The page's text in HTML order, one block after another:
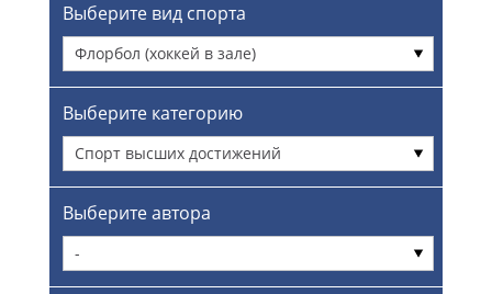
Выберите вид спорта
Флорбол (хоккей в зале)
Выберите категорию
Спорт высших достижений
Выберите автора
-